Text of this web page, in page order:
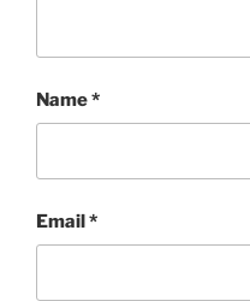
Name*
Email*